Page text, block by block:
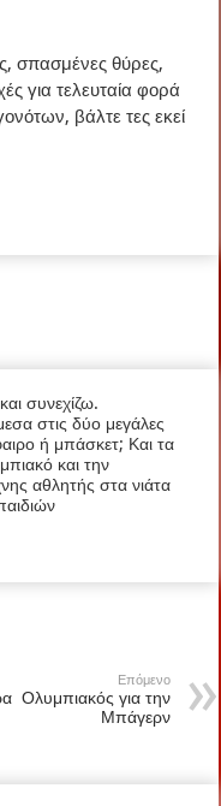
σπασμένες θύρες,
για τελευταία φορά
βάλτε τες εκεί
συνεχίζω.
στις δύο μεγάλες
ή μπάσκετ; Και τα
και την
αθλητής στα νιάτα
Επόμενο
Ολυμπιακός για την
Μπάγερν